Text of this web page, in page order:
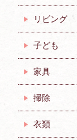
リビング
子ども
家具
掃除
衣類